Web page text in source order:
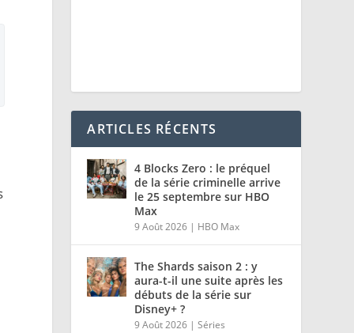
ARTICLES RÉCENTS
4 Blocks Zero : le préquel
de la série criminelle arrive
le 25 septembre sur HBO
Max
9 Août 2026 | HBO Max
The Shards saison 2 : y
aura-t-il une suite après les
débuts de la série sur
Disney+ ?
9 Août 2026 |Séries